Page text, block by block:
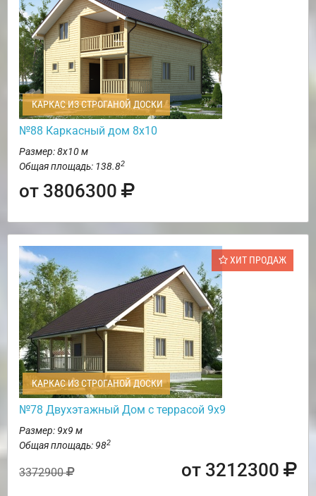
КАРКАС ИЗ СТРОГАНОЙ ДОСКИ
№88 Каркасный дом 8х10
Размер: 8х10 м
Общая площадь: 138.82
от 3806300
ХИТ ПРОДАЖ
КАРКАС ИЗ СТРОГАНОЙ ДОСКИ
№78 Двухэтажный Дом с террасой 9х9
Размер: 9х9 м
Общая площадь: 982
3372900 от 3212300